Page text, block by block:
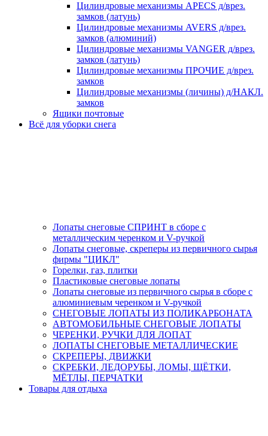
Цилиндровые механизмы APECS д/врез.
замков (латунь)
Цилиндровые механизмы AVERS д/врез.
замков (алюминий)
Цилиндровые механизмы VANGER д/врез.
замков (латунь)
Цилиндровые механизмы ПРОЧИЕ д/врез.
замков
Цилиндровые механизмы (личины) д/НАКЛ.
замков
Ящики почтовые
Всё для уборки снега
Лопаты снеговые СПРИНТ в сборе с
металлическим черенком и V-ручкой
Лопаты снеговые, скреперы из первичного сырья
фирмы "ЦИКЛ"
Горелки, газ, плитки
Пластиковые снеговые лопаты
Лопаты снеговые из первичного сырья в сборе с
алюминиевым черенком и V-ручкой
СНЕГОВЫЕ ЛОПАТЫ ИЗ ПОЛИКАРБОНАТА
АВТОМОБИЛЬНЫЕ СНЕГОВЫЕ ЛОПАТЫ
ЧЕРЕНКИ, РУЧКИ ДЛЯ ЛОПАТ
ЛОПАТЫ СНЕГОВЫЕ МЕТАЛЛИЧЕСКИЕ
СКРЕПЕРЫ, ДВИЖКИ
СКРЕБКИ, ЛЕДОРУБЫ, ЛОМЫ, ЩЁТКИ,
МЁТЛЫ, ПЕРЧАТКИ
Товары для отдыха